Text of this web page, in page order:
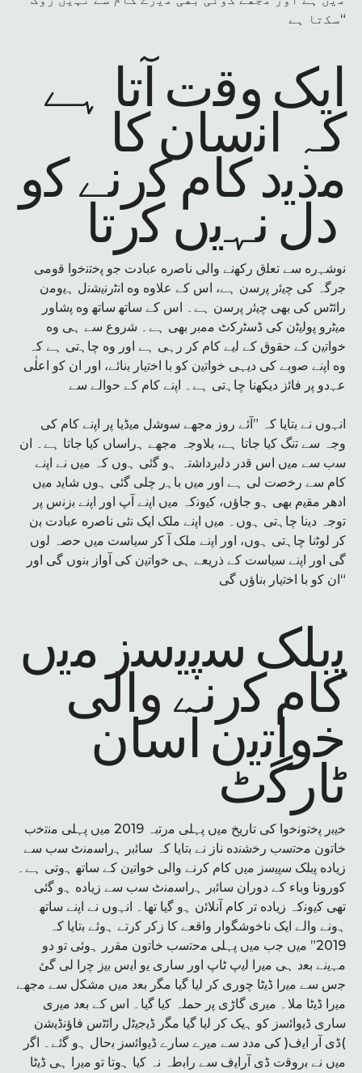
ﺳﮑﺗﺎ ﮨﮯ“
اﯾﮏ وﻗت آﺗﺎ ﮨﮯ
کہ اﻧﺳﺎن ﮐﺎ
ﻣذﯾد ﮐﺎم ﮐرﻧﮯ ﮐو
دل ﻧﮩﯾں ﮐرﺗﺎ
ﻧوﺷﮩره ﺳﮯ ﺗﻌﻠق رﮐﮭﻧﮯ واﻟﯽ ﻧﺎﺻره ﻋﺑﺎدت ﺟو ﭘﺧﺗﻧﺧوا ﻗوﻣﯽ
ﺟرﮔہ ﮐﯽ ﭼﯾﺋر ﭘرﺳن ﮨﮯ، اس ﮐﮯ ﻋﻼوه وه اﻧﭨرﻧﯾﺷﻧل ﮨﯾوﻣن
راﺋﭨس ﮐﯽ ﺑﮭﯽ ﭼﯾﺋر ﭘرﺳن ﮨﮯ۔ اس ﮐﮯ ﺳﺎﺗﮭ ﺳﺎﺗﮭ وه ﭘﺷﺎور
ﻣﯾﭨرو ﭘوﻟﯾﭨن ﮐﯽ ڈﺳﭨرﮐٹ ﻣﻣﺑر ﺑﮭﯽ ﮨﮯ۔ ﺷروع ﺳﮯ ﮨﯽ وه
ﺧواﺗﯾن ﮐﮯ ﺣﻘوق ﮐﮯ ﻟﯾﮯ ﮐﺎم ﮐر رﮨﯽ ﮨﮯ اور وه ﭼﺎﮨﺗﯽ ﮨﮯ کہ
وه اﭘﻧﮯ ﺻوﺑﮯ ﮐﯽ دﯾﮩﯽ ﺧواﺗﯾن ﮐو ﺑﺎ اﺧﺗﯾﺎر ﺑﻧﺎﺋﮯ، اور ان ﮐو اﻋﻠٰﯽ
ﻋﮩدو ﭘر ﻓﺎﺋز دﯾﮑﮭﻧﺎ ﭼﺎﮨﺗﯽ ﮨﮯ۔ اﭘﻧﮯ ﮐﺎم ﮐﮯ ﺣواﻟﮯ ﺳﮯ
اﻧﮩوں ﻧﮯ ﺑﺗﺎﯾﺎ کہ ”آئے روز ﻣﺟﮭﮯ ﺳوﺷل ﻣﯾڈﯾﺎ ﭘر اﭘﻧﮯ ﮐﺎم ﮐﯽ
وجہ ﺳﮯ ﺗﻧﮓ ﮐﯾﺎ ﺟﺎﺗﺎ ﮨﮯ، ﺑﻼوجہ ﻣﺟﮭﮯ ﮨراﺳﺎں ﮐﯾﺎ ﺟﺎﺗﺎ ﮨﮯ۔ ان
ﺳب ﺳﮯ ﻣﯾں اس ﻗدر دﻟﺑرداﺷﺗہ ﮨو ﮔﺋﯽ ﮨوں کہ ﻣﯾں ﻧﮯ اﭘﻧﮯ
ﮐﺎم ﺳﮯ رﺧﺻت ﻟﯽ ﮨﮯ اور ﻣﯾں ﺑﺎﮨر ﭼﻠﯽ ﮔﺋﯽ ﮨوں ﺷﺎﯾد ﻣﯾں
ادھر ﻣﻘﯾم ﺑﮭﯽ ﮨو ﺟﺎؤں، ﮐﯾوﻧکہ ﻣﯾں اﭘﻧﮯ آپ اور اﭘﻧﮯ ﺑزﻧس ﭘر
ﺗوجہ دﯾﻧﺎ ﭼﺎﮨﺗﯽ ﮨوں۔ ﻣﯾں اﭘﻧﮯ ﻣﻠﮏ اﯾﮏ ﻧﺋﯽ ﻧﺎﺻره ﻋﺑﺎدت ﺑن
ﮐر ﻟوﭨﻧﺎ ﭼﺎﮨﺗﯽ ﮨوں، اور اﭘﻧﮯ ﻣﻠﮏ آ ﮐر ﺳﯾﺎﺳت ﻣﯾں ﺣﺻہ ﻟوں
ﮔﯽ اور اﭘﻧﮯ ﺳﯾﺎﺳت ﮐﮯ ذرﯾﻌﮯ ﮨﯽ ﺧواﺗﯾن ﮐﯽ آواز ﺑﻧوں ﮔﯽ اور
ان ﮐو ﺑﺎ اﺧﺗﯾﺎر ﺑﻧﺎؤں ﮔﯽ“
ﭘﺑﻠﮏ ﺳﭘﯾﺳز ﻣﯾں
ﮐﺎم ﮐرﻧﮯ واﻟﯽ
ﺧواﺗﯾن آﺳﺎن
ﭨﺎرﮔٹ
ﺧﯾﺑر ﭘﺧﺗوﻧﺧوا ﮐﯽ ﺗﺎرﯾﺦ ﻣﯾں ﭘﮩﻠﯽ ﻣرﺗﺑہ 2019 ﻣﯾں ﭘﮩﻠﯽ ﻣﻧﺗﺧب
ﺧﺎﺗون ﻣﺣﺗﺳب رﺧﺷﻧده ﻧﺎز ﻧﮯ ﺑﺗﺎﯾﺎ کہ ﺳﺎﺋﺑر ﮨراﺳﻣﻧٹ ﺳب ﺳﮯ
زﯾﺎده ﭘﺑﻠﮏ ﺳﭘﯾﺳز ﻣﯾں ﮐﺎم ﮐرﻧﮯ واﻟﯽ ﺧواﺗﯾن ﮐﮯ ﺳﺎﺗﮭ ﮨوﺗﯽ ﮨﮯ۔
ﮐوروﻧﺎ وﺑﺎء ﮐﮯ دوران ﺳﺎﺋﺑر ﮨراﺳﻣﻧٹ ﺳب ﺳﮯ زﯾﺎده ﮨو ﮔﺋﯽ
ﺗﮭﯽ ﮐﯾوﻧکہ زﯾﺎده ﺗر ﮐﺎم آﻧﻼﺋن ﮨو ﮔﯾﺎ ﺗﮭﺎ۔ اﻧﮩوں ﻧﮯ اﭘﻧﮯ ﺳﺎﺗﮭ
ﮨوﻧﮯ واﻟﮯ اﯾﮏ ﻧﺎﺧوﺷﮕوار واﻗﻌﮯ ﮐﺎ زﮐر ﮐرﺗﮯ ﮨوئے ﺑﺗﺎﯾﺎ کہ
2019” ﻣﯾں ﺟب ﻣﯾں ﭘﮩﻠﯽ ﻣﺣﺗﺳب ﺧﺎﺗون ﻣﻘرر ﮨوﺋﯽ ﺗو دو
ﻣﮩﯾﻧﮯ ﺑﻌد ﮨﯽ ﻣﯾرا ﻟﯾپ ﭨﺎپ اور ﺳﺎری ﯾو اﯾس ﺑﯾز ﭼرا ﻟﯽ گئ
ﺟس ﺳﮯ ﻣﯾرا ڈﯾﭨﺎ ﭼوری ﮐر ﻟﯾﺎ ﮔﯾﺎ ﻣﮕر ﺑﻌد ﻣﯾں ﻣﺷﮑل ﺳﮯ ﻣﺟﮭﮯ
ﻣﯾرا ڈﯾﭨﺎ ﻣﻼ۔ ﻣﯾری ﮔﺎڑی ﭘر حملہ ﮐﯾﺎ ﮔﯾﺎ۔ اس ﮐﮯ ﺑﻌد ﻣﯾری
ﺳﺎری ڈﯾواﺋﺳز ﮐو ﮨﯾﮏ ﮐر ﻟﯾﺎ ﮔﯾﺎ ﻣﮕر ڈﯾﺟﯾﭨل راﺋﭨس ﻓﺎؤﻧڈﯾﺷن
)ڈی آر اﯾف( ﮐﯽ ﻣدد ﺳﮯ ﻣﯾرے ﺳﺎرے ڈﯾواﺋﺳز ﺑﺣﺎل ﮨو ﮔﺋﮯ۔ اﮔر
ﻣﯾں ﻧﮯ ﺑروﻗت ڈی آراﯾف ﺳﮯ راﺑطہ نہ ﮐﯾﺎ ﮨوﺗﺎ ﺗو ﻣﯾرا ﮨﯽ ڈﯾﭨﺎ